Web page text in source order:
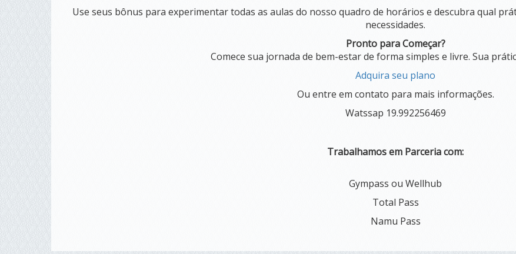
Use seus bônus para experimentar todas as aulas do nosso quadro de horários e descubra qual
necessidades.
Pronto para Começar?
Comece sua jornada de bem-estar de forma simples e livre. Sua
Adquira seu plano
Ou entre em contato para mais informações.
Watssap 19.992256469
Trabalhamos em Parceria com:
Gympass ou Wellhub
Total Pass
Namu Pass